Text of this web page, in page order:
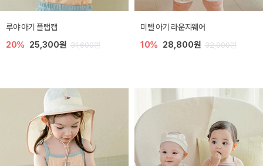
루야 아기 플랩캡
20% 25,300원 31,600원
미렐 아기 라운지웨어
10% 28,800원 32,000원